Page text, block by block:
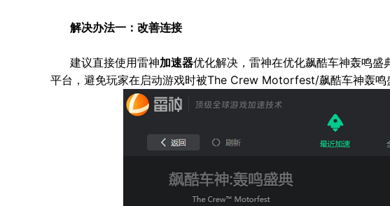
解决办法一：改善连接
建议直接使用雷神加速器优化解决，雷神在优化飙酷车神轰鸣
平台，避免玩家在启动游戏时被The Crew Motorfest/飙酷车神轰鸣